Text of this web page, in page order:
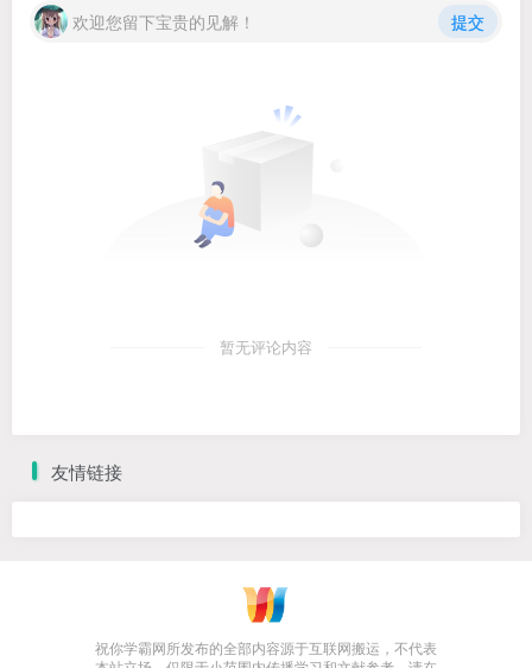
欢迎您留下宝贵的见解！ 提交
暂无评论内容
友情链接
祝你学霸网所发布的全部内容源于互联网搬运，不代表